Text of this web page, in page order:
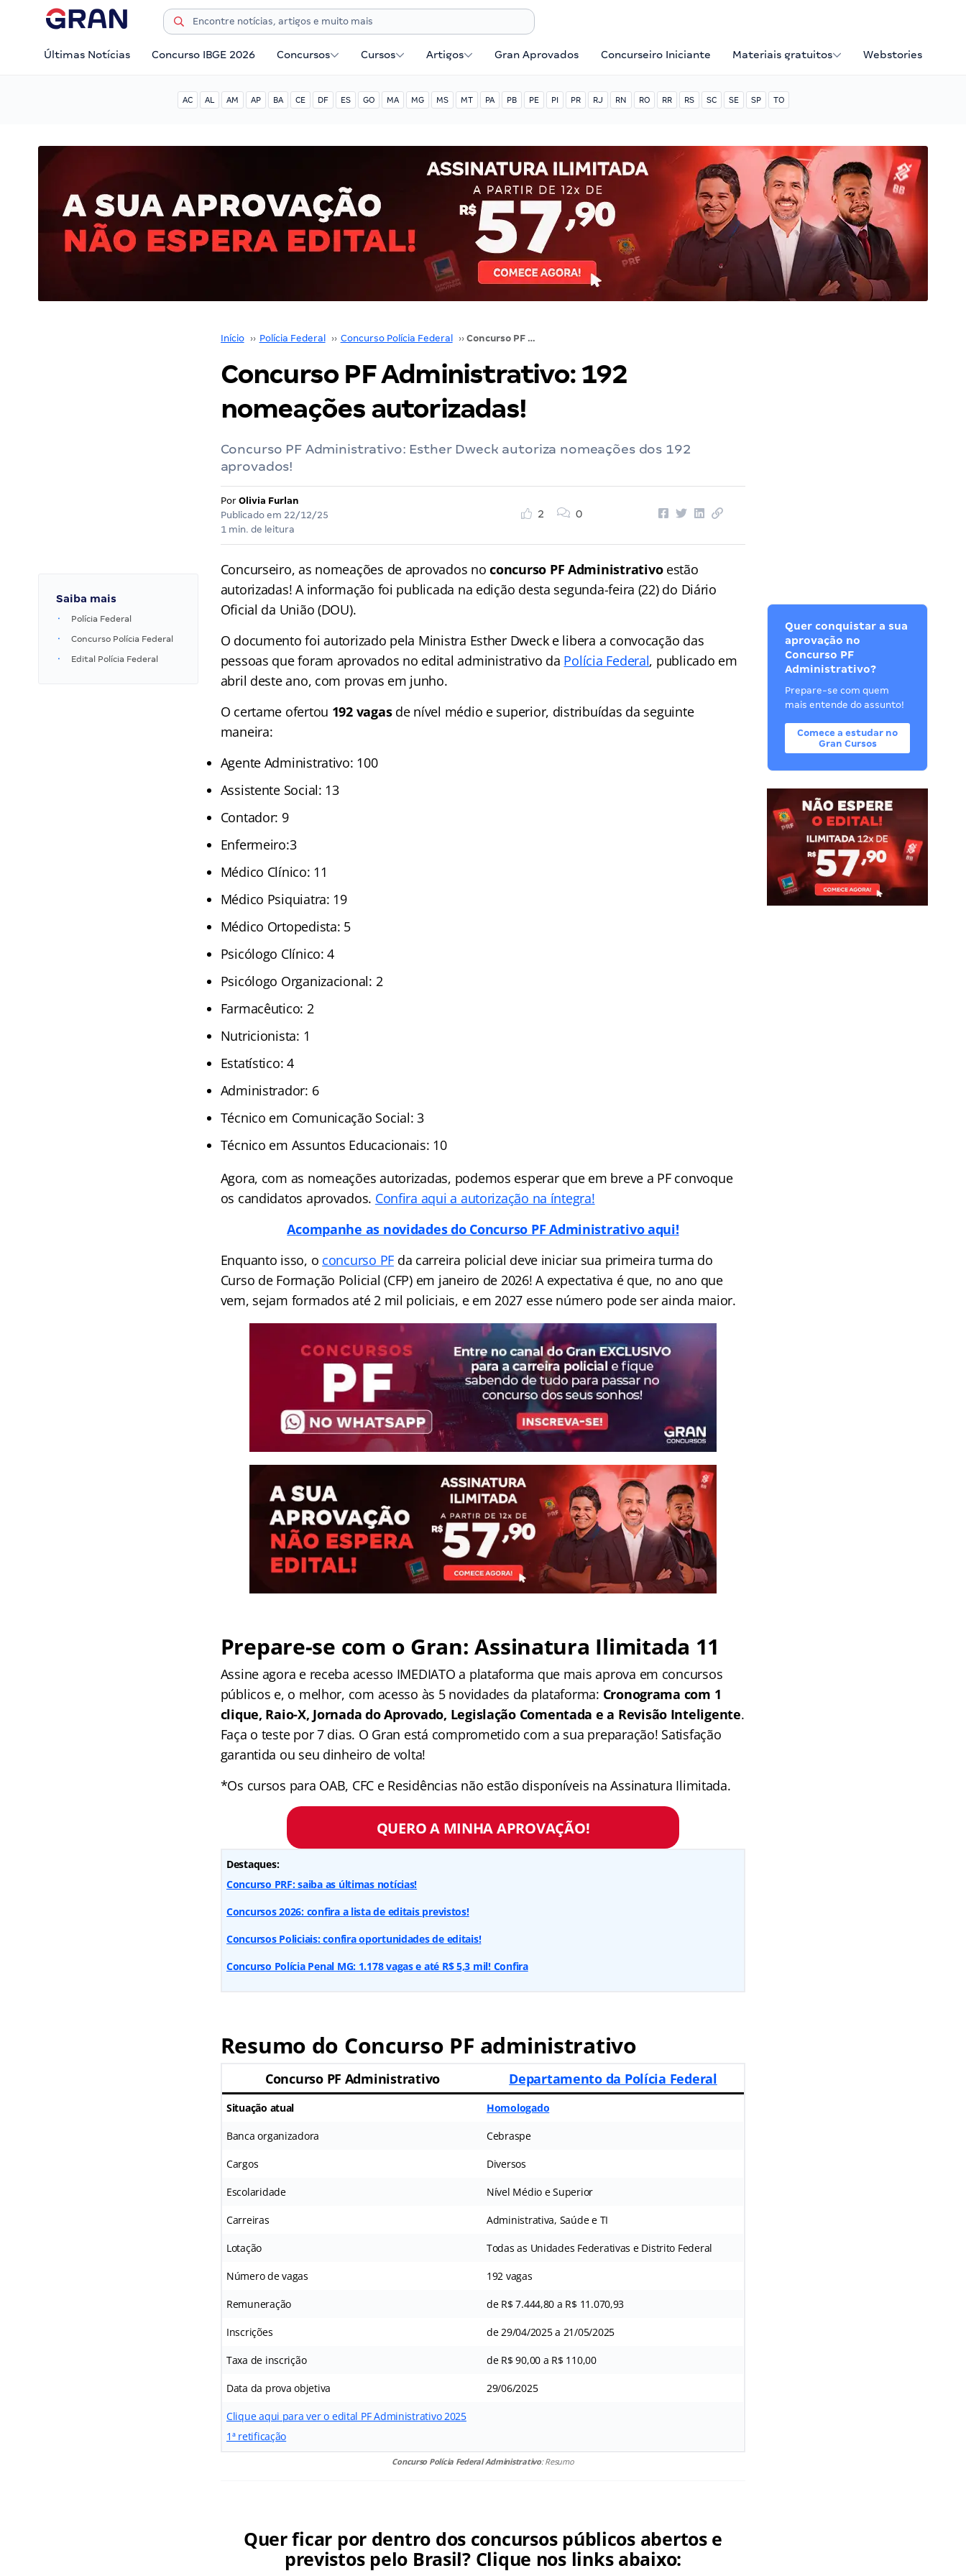
Últimas Notícias Concurso IBGE 2026 Concursos Cursos Artigos Gran Aprovados Concurseiro Iniciante Materiais gratuitos Webstories
AC AL AM AP BA CE DF ES GO MA MG MS MT PA PB PE PI PR RJ RN RO RR RS SC SE SP TO
Início ›› Polícia Federal ›› Concurso Polícia Federal ›› Concurso PF Administrativo: 192 nomeações autorizadas!
Concurso PF Administrativo: 192
nomeações autorizadas!
Concurso PF Administrativo: Esther Dweck autoriza nomeações dos 192
aprovados!
Por Olivia Furlan
Publicado em 22/12/25
1 min. de leitura
2 0
Saiba mais
Polícia Federal
Concurso Polícia Federal
Edital Polícia Federal
Concurseiro, as nomeações de aprovados noconcurso PF Administrativoestão
autorizadas! A informação foi publicada na edição desta segunda-feira (22) do Diário
Oficial da União (DOU).
O documento foi autorizado pela Ministra Esther Dweck e libera a convocação das
pessoas que foram aprovados no edital administrativo da Polícia Federal, publicado em
abril deste ano, com provas em junho.
O certame ofertou 192 vagasde nível médio e superior, distribuídas da seguinte
maneira:
Agente Administrativo: 100
Assistente Social: 13
Contador: 9
Enfermeiro:3
Médico Clínico: 11
Médico Psiquiatra: 19
Médico Ortopedista: 5
Psicólogo Clínico: 4
Psicólogo Organizacional: 2
Farmacêutico: 2
Nutricionista: 1
Estatístico: 4
Administrador: 6
Técnico em Comunicação Social: 3
Técnico em Assuntos Educacionais: 10
Agora, com as nomeações autorizadas, podemos esperar que em breve a PF convoque
os candidatos aprovados. Confira aqui a autorização na íntegra!
Acompanhe as novidades do Concurso PF Administrativo aqui!
Enquanto isso, o concurso PF da carreira policial deve iniciar sua primeira turma do
Curso de Formação Policial (CFP) em janeiro de 2026! A expectativa é que, no ano que
vem, sejam formados até 2 mil policiais, e em 2027 esse número pode ser ainda maior.
Prepare-se com o Gran: Assinatura Ilimitada 11
Assine agora e receba acesso IMEDIATO a plataforma que mais aprova em concursos
públicos e, o melhor, com acesso às 5 novidades da plataforma: Cronograma com 1
clique, Raio-X, Jornada do Aprovado, Legislação Comentada e a Revisão Inteligente.
Faça o teste por 7 dias. O Gran está comprometido com a sua preparação! Satisfação
garantida ou seu dinheiro de volta!
*Os cursos para OAB, CFC e Residências não estão disponíveis na Assinatura Ilimitada.
QUERO A MINHA APROVAÇÃO!
Destaques:
Concurso PRF: saiba as últimas notícias!
Concursos 2026: confira a lista de editais previstos!
Concursos Policiais: confira oportunidades de editais!
Concurso Polícia Penal MG: 1.178 vagas e até R$ 5,3 mil! Confira
Resumo do Concurso PF administrativo
Concurso PF Administrativo Departamento da Polícia Federal
Situação atual Homologado
Banca organizadora Cebraspe
Cargos Diversos
Escolaridade Nível Médio e Superior
Carreiras Administrativa, Saúde e TI
Lotação Todas as Unidades Federativas e Distrito Federal
Número de vagas 192 vagas
Remuneração de R$ 7.444,80 a R$ 11.070,93
Inscrições de 29/04/2025 a 21/05/2025
Taxa de inscrição de R$ 90,00 a R$ 110,00
Data da prova objetiva 29/06/2025
Clique aqui para ver o edital PF Administrativo 2025
1ª retificação
Concurso Polícia Federal Administrativo: Resumo
Quer ficar por dentro dos concursos públicos abertos e
previstos pelo Brasil? Clique nos links abaixo:
Quer conquistar a sua
aprovação no
Concurso PF
Administrativo?
Prepare-se com quem
mais entende do assunto!
Comece a estudar no
Gran Cursos